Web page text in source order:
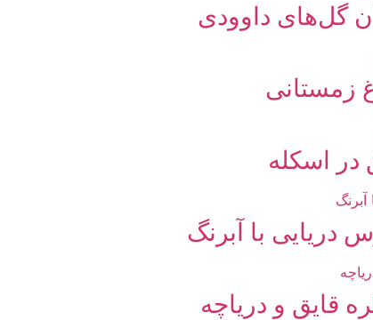
گل‌های داوودی
زمستانی
اسکله
دریایی با آبرنگ
قایق و دریاچه